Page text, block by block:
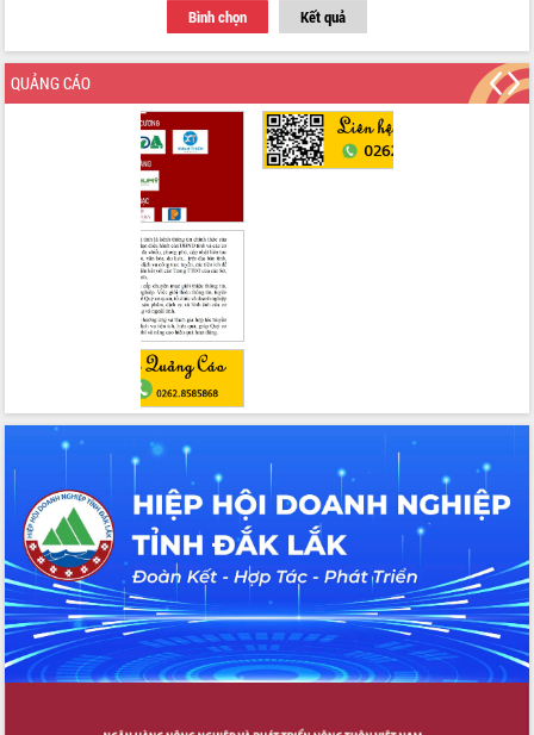
Thứ trưởng Bộ Y tế làm việc với tỉnh
Đắk Lắk về phát triển nhân lực y tế
cho trạm y tế cấp xã
Du lịch Đắk Lắk nâng tầm trải nghiệm
du khách thông qua Hệ thống cơ sở dữ
Tập huấn ứng dụng trí tuệ nhân tạo (AI)
trong thương mại điện tử năm 2026
Đoàn đại biểu Quốc hội tỉnh Đắk Lắk
trao đổi thông tin trước Kỳ họp thứ
nhất, Quốc hội khóa XVI
Quyết liệt cải cách hành chính, khơi
thông nguồn lực phát triển
Nâng cao hiệu lực, hiệu quả HĐND
tỉnh thông qua hiện đại hóa hành chính
Xã Ea Phê gắn cải cách hành chính với
chuyển đổi số
Phó Chủ tịch Thường trực UBND tỉnh
Hồ Thị Nguyên Thảo làm việc tại Trung
tâm Phục vụ hành chính công xã Ea
Phê
Xây dựng nền hành chính số đồng
hành cùng nông dân dân, doanh nghiệp
Giai đoạn 2026-2030, Đắk Lắk phấn
đấu có 77% xã đạt chuẩn nông thôn
mới
Bình chọn Kết quả
QUẢNG CÁO